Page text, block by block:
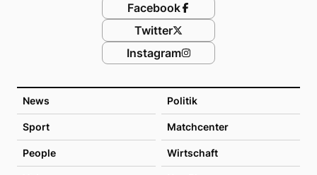
News Politik
Sport Matchcenter
People Wirtschaft
Facebook
Twitter
Instagram